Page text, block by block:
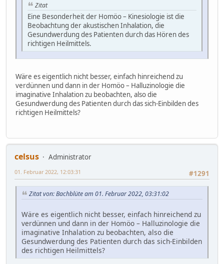
Zitat
Eine Besonderheit der Homöo – Kinesiologie ist die
Beobachtung der akustischen Inhalation, die
Gesundwerdung des Patienten durch das Hören des
richtigen Heilmittels.
Wäre es eigentlich nicht besser, einfach hinreichend zu
verdünnen und dann in der Homöo – Halluzinologie die
imaginative Inhalation zu beobachten, also die
Gesundwerdung des Patienten durch das sich-Einbilden des
richtigen Heilmittels?
celsus
Administrator
#1291
01. Februar 2022, 12:03:31
Zitat von: Bachblüte am 01. Februar 2022, 03:31:02
Wäre es eigentlich nicht besser, einfach hinreichend zu
verdünnen und dann in der Homöo – Halluzinologie die
imaginative Inhalation zu beobachten, also die
Gesundwerdung des Patienten durch das sich-Einbilden
des richtigen Heilmittels?